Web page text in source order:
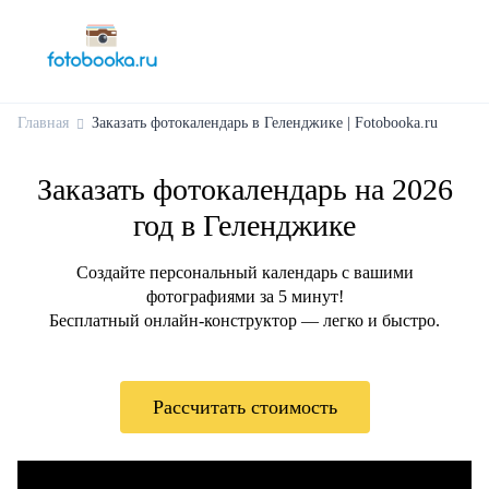
Главная Заказать фотокалендарь в Геленджике | Fotobooka.ru
Заказать фотокалендарь на 2026
год в Геленджике
Создайте персональный календарь с вашими
фотографиями за 5 минут!
Бесплатный онлайн-конструктор — легко и быстро.
Рассчитать стоимость